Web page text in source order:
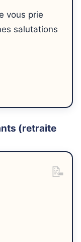
vous prie
salutations
(retraite